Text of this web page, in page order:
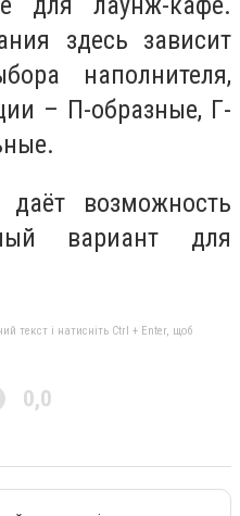
здесь зависит
наполнителя,
– П-образные, Г-
даёт возможность
вариант для
текст і натисніть Ctrl + Enter, щоб
0,0